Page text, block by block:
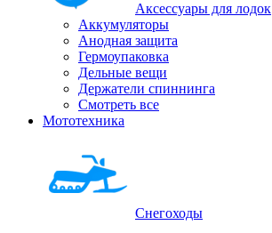
Аксессуары для лодок
Аккумуляторы
Анодная защита
Гермоупаковка
Дельные вещи
Держатели спиннинга
Смотреть все
Мототехника
Снегоходы